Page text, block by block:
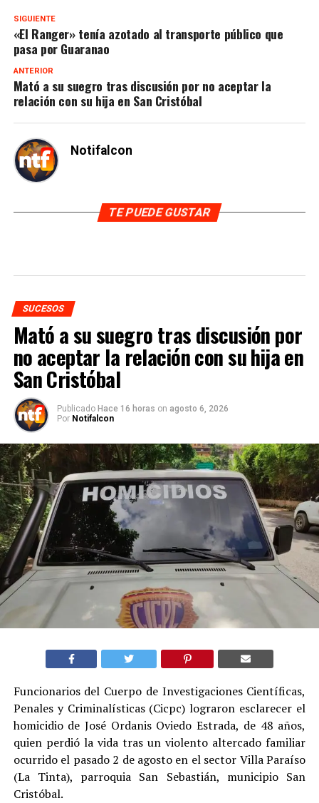
SIGUIENTE
«El Ranger» tenía azotado al transporte público que
pasa por Guaranao
ANTERIOR
Mató a su suegro tras discusión por no aceptar la
relación con su hija en San Cristóbal
Notifalcon
TE PUEDE GUSTAR
SUCESOS
Mató a su suegro tras discusión por
no aceptar la relación con su hija en
San Cristóbal
Publicado Hace 16 horas on agosto 6, 2026
Por Notifalcon
Funcionarios del Cuerpo de Investigaciones Científicas,
Penales y Criminalísticas (Cicpc) lograron esclarecer el
homicidio de José Ordanis Oviedo Estrada, de 48 años,
quien perdió la vida tras un violento altercado familiar
ocurrido el pasado 2 de agosto en el sector Villa Paraíso
(La Tinta), parroquia San Sebastián, municipio San
Cristóbal.